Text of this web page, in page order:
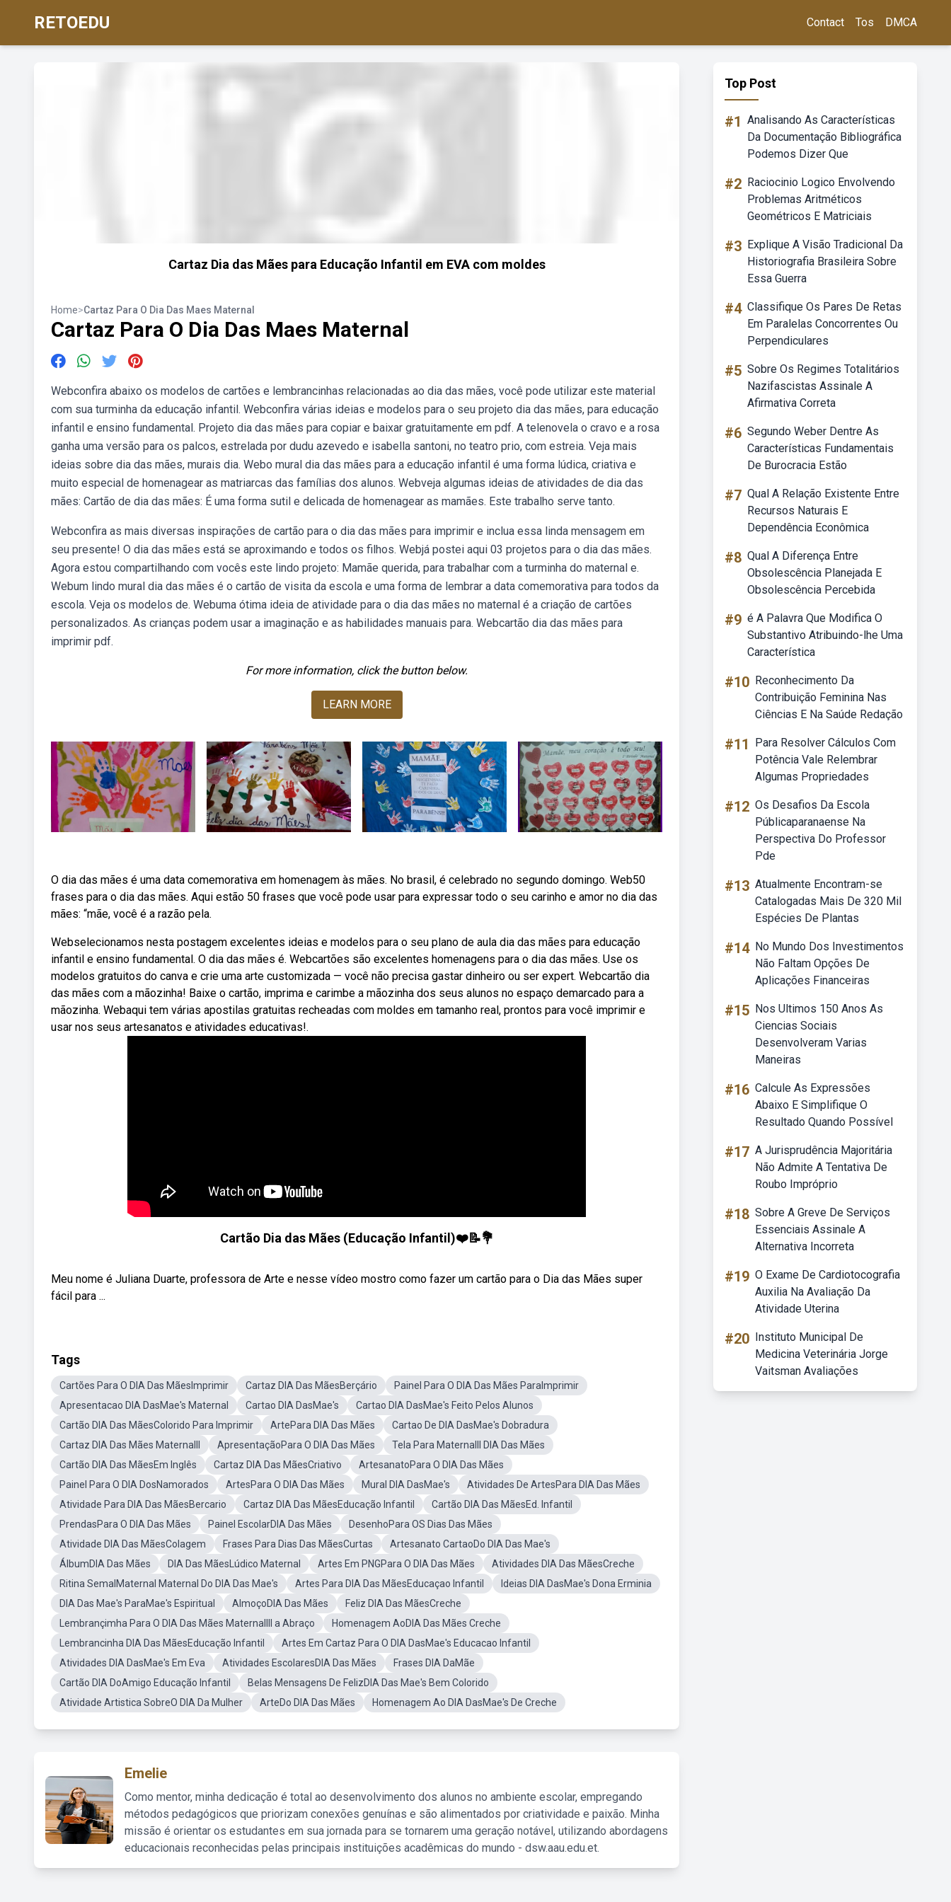
RETOEDU Contact Tos DMCA
Cartaz Dia das Mães para Educação Infantil em EVA com moldes
Home>Cartaz Para O Dia Das Maes Maternal
Cartaz Para O Dia Das Maes Maternal
Webconfira abaixo os modelos de cartões e lembrancinhas relacionadas ao dia das mães, você pode utilizar este material
com sua turminha da educação infantil. Webconfira várias ideias e modelos para o seu projeto dia das mães, para educação
infantil e ensino fundamental. Projeto dia das mães para copiar e baixar gratuitamente em pdf. A telenovela o cravo e a rosa
ganha uma versão para os palcos, estrelada por dudu azevedo e isabella santoni, no teatro prio, com estreia. Veja mais
ideias sobre dia das mães, murais dia. Webo mural dia das mães para a educação infantil é uma forma lúdica, criativa e
muito especial de homenagear as matriarcas das famílias dos alunos. Webveja algumas ideias de atividades de dia das
mães: Cartão de dia das mães: É uma forma sutil e delicada de homenagear as mamães. Este trabalho serve tanto.
Webconfira as mais diversas inspirações de cartão para o dia das mães para imprimir e inclua essa linda mensagem em
seu presente! O dia das mães está se aproximando e todos os filhos. Webjá postei aqui 03 projetos para o dia das mães.
Agora estou compartilhando com vocês este lindo projeto: Mamãe querida, para trabalhar com a turminha do maternal e.
Webum lindo mural dia das mães é o cartão de visita da escola e uma forma de lembrar a data comemorativa para todos da
escola. Veja os modelos de. Webuma ótima ideia de atividade para o dia das mães no maternal é a criação de cartões
personalizados. As crianças podem usar a imaginação e as habilidades manuais para. Webcartão dia das mães para
imprimir pdf.
For more information, click the button below.
LEARN MORE
O dia das mães é uma data comemorativa em homenagem às mães. No brasil, é celebrado no segundo domingo. Web50
frases para o dia das mães. Aqui estão 50 frases que você pode usar para expressar todo o seu carinho e amor no dia das
mães: “mãe, você é a razão pela.
Webselecionamos nesta postagem excelentes ideias e modelos para o seu plano de aula dia das mães para educação
infantil e ensino fundamental. O dia das mães é. Webcartões são excelentes homenagens para o dia das mães. Use os
modelos gratuitos do canva e crie uma arte customizada — você não precisa gastar dinheiro ou ser expert. Webcartão dia
das mães com a mãozinha! Baixe o cartão, imprima e carimbe a mãozinha dos seus alunos no espaço demarcado para a
mãozinha. Webaqui tem várias apostilas gratuitas recheadas com moldes em tamanho real, prontos para você imprimir e
usar nos seus artesanatos e atividades educativas!.
Cartão Dia das Mães (Educação Infantil)❤️📝💐
Meu nome é Juliana Duarte, professora de Arte e nesse vídeo mostro como fazer um cartão para o Dia das Mães super
fácil para ...
Tags
Cartões Para O DIA Das MãesImprimir Cartaz DIA Das MãesBerçário
Painel Para O DIA Das Mães ParaImprimir
Apresentacao DIA DasMae's Maternal
Cartao DIA DasMae's
Cartao DIA DasMae's Feito Pelos Alunos
Cartão DIA Das MãesColorido Para Imprimir
ArtePara DIA Das Mães
Cartao De DIA DasMae's Dobradura
Cartaz DIA Das Mães MaternalII
ApresentaçãoPara O DIA Das Mães
Tela Para MaternalII DIA Das Mães
Cartão DIA Das MãesEm Inglês
Cartaz DIA Das MãesCriativo
ArtesanatoPara O DIA Das Mães
Painel Para O DIA DosNamorados
ArtesPara O DIA Das Mães Mural DIA DasMae's
Atividades De ArtesPara DIA Das Mães
Atividade Para DIA Das MãesBercario
Cartaz DIA Das MãesEducação Infantil
Cartão DIA Das MãesEd. Infantil
PrendasPara O DIA Das Mães
Painel EscolarDIA Das Mães
DesenhoPara OS Dias Das Mães
Atividade DIA Das MãesColagem
Frases Para Dias Das MãesCurtas
Artesanato CartaoDo DIA Das Mae's
ÁlbumDIA Das Mães
DIA Das MãesLúdico Maternal Artes Em PNGPara O DIA Das Mães
Atividades DIA Das MãesCreche
Ritina SemalMaternal Maternal Do DIA Das Mae's
Artes Para DIA Das MãesEducaçao Infantil
Ideias DIA DasMae's Dona Erminia
DIA Das Mae's ParaMae's Espiritual
AlmoçoDIA Das Mães
Feliz DIA Das MãesCreche
Lembrançimha Para O DIA Das Mães MaternalIII a Abraço
Homenagem AoDIA Das Mães Creche
Lembrancinha DIA Das MãesEducação Infantil
Artes Em Cartaz Para O DIA DasMae's Educacao Infantil
Atividades DIA DasMae's Em Eva
Atividades EscolaresDIA Das Mães
Frases DIA DaMãe
Cartão DIA DoAmigo Educação Infantil
Belas Mensagens De FelizDIA Das Mae's Bem Colorido
Atividade Artistica SobreO DIA Da Mulher
ArteDo DIA Das Mães Homenagem Ao DIA DasMae's De Creche
Emelie
Como mentor, minha dedicação é total ao desenvolvimento dos alunos no ambiente escolar, empregando
métodos pedagógicos que priorizam conexões genuínas e são alimentados por criatividade e paixão. Minha
missão é orientar os estudantes em sua jornada para se tornarem uma geração notável, utilizando abordagens
educacionais reconhecidas pelas principais instituições acadêmicas do mundo - dsw.aau.edu.et.
Top Post
#1 Analisando As Características
Da Documentação Bibliográfica
Podemos Dizer Que
#2 Raciocinio Logico Envolvendo
Problemas Aritméticos
Geométricos E Matriciais
#3 Explique A Visão Tradicional Da
Historiografia Brasileira Sobre
Essa Guerra
#4 Classifique Os Pares De Retas
Em Paralelas Concorrentes Ou
Perpendiculares
#5 Sobre Os Regimes Totalitários
Nazifascistas Assinale A
Afirmativa Correta
#6 Segundo Weber Dentre As
Características Fundamentais
De Burocracia Estão
#7 Qual A Relação Existente Entre
Recursos Naturais E
Dependência Econômica
#8 Qual A Diferença Entre
Obsolescência Planejada E
Obsolescência Percebida
#9 é A Palavra Que Modifica O
Substantivo Atribuindo-lhe Uma
Característica
#10 Reconhecimento Da
Contribuição Feminina Nas
Ciências E Na Saúde Redação
#11
Para Resolver Cálculos Com
Potência Vale Relembrar
Algumas Propriedades
#12 Os Desafios Da Escola
Públicaparanaense Na
Perspectiva Do Professor
Pde
#13 Atualmente Encontram-se
Catalogadas Mais De 320 Mil
Espécies De Plantas
#14 No Mundo Dos Investimentos
Não Faltam Opções De
Aplicações Financeiras
#15 Nos Ultimos 150 Anos As
Ciencias Sociais
Desenvolveram Varias
Maneiras
#16 Calcule As Expressões
Abaixo E Simplifique O
Resultado Quando Possível
#17 A Jurisprudência Majoritária
Não Admite A Tentativa De
Roubo Impróprio
#18 Sobre A Greve De Serviços
Essenciais Assinale A
Alternativa Incorreta
#19 O Exame De Cardiotocografia
Auxilia Na Avaliação Da
Atividade Uterina
#20 Instituto Municipal De
Medicina Veterinária Jorge
Vaitsman Avaliações